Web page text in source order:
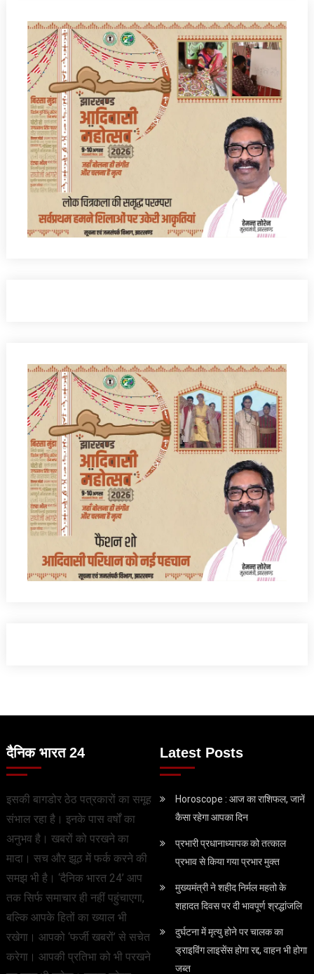
दैनिक भारत 24
इसकी बागडोर ठेठ पत्रकारों का समूह
संभाल रहा है। इनके पास वर्षों का
अनुभव है। खबरों को परखने का
मादा। सच और झूठ में फर्क करने की
समझ भी है। ‘दैनिक भारत 24’ आप
तक सिर्फ समाचार ही नहीं पहुंचाएगा,
बल्कि आपके हितों का ख्याल भी
रखेगा। आपको ‘फर्जी खबरों’ से सचेत
करेगा। आपकी प्रतिभा को भी परखने
Latest Posts
Horoscope : आज का राशिफल, जानें
कैसा रहेगा आपका दिन
प्रभारी प्रधानाध्यापक को तत्काल
प्रभाव से किया गया प्रभार मुक्त
मुख्यमंत्री ने शहीद निर्मल महतो के
शहादत दिवस पर दी भावपूर्ण श्रद्धांजलि
दुर्घटना में मृत्यु होने पर चालक का
ड्राइविंग लाइसेंस होगा रद्द, वाहन भी होगा
जब्त